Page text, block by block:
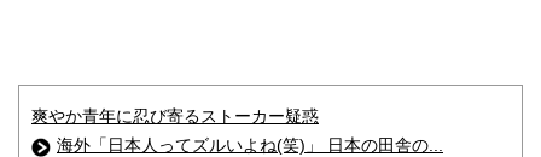
爽やか青年に忍び寄るストーカー疑惑
海外「日本人ってズルいよね(笑)」 日本の田舎の...